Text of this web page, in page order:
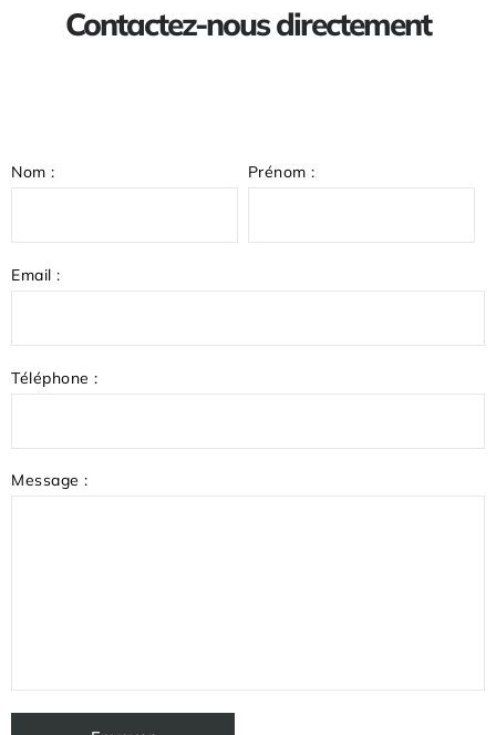
Contactez-nous directement
Nom : Prénom :
Email :
Téléphone :
Message :